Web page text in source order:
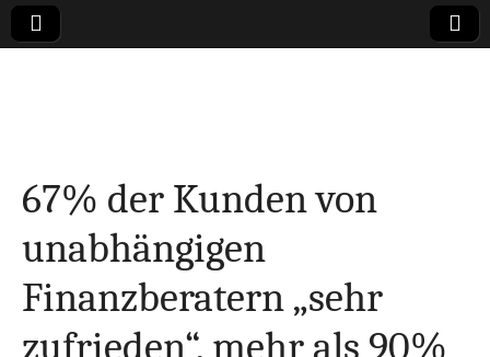
Finanzen,
Marketing-, Vertrieb-
& Investment-Tipps
67% der Kunden von
unabhängigen
Finanzberatern „sehr